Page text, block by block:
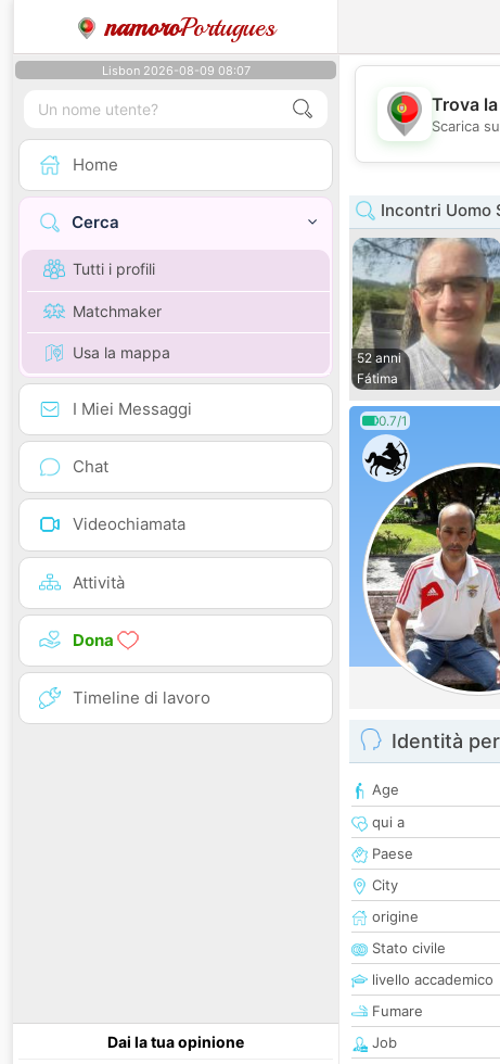
namoroPortugues
Lisbon 2026-08-09 08:07
Home
Cerca
Tutti i profili
Matchmaker
Usa la mappa
I Miei Messaggi
Chat
Videochiamata
Attività
Dona
Timeline di lavoro
Dai la tua opinione
Trova
Scarica
Incontri Uomo
52 anni
Fátima
0.7/1
Identità
Age
qui a
Paese
City
origine
Stato civile
livello accademico
Fumare
Job